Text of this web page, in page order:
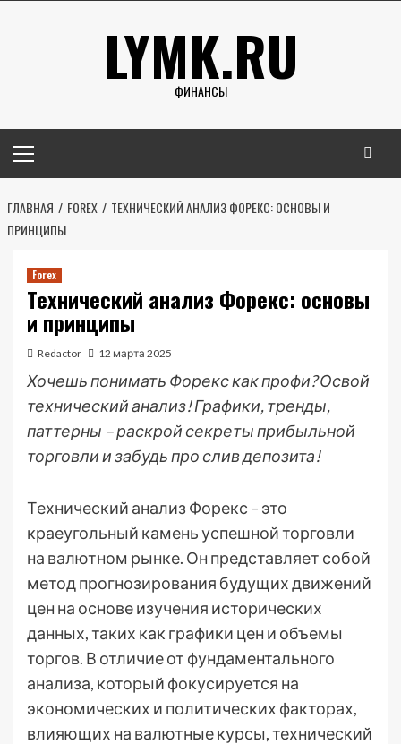
LYMK.RU
ФИНАНСЫ
меню
ГЛАВНАЯ FOREX
ТЕХНИЧЕСКИЙ АНАЛИЗ ФОРЕКС: ОСНОВЫ И
ПРИНЦИПЫ
Forex
Технический анализ Форекс: основы
и принципы
Redactor 12 марта 2025
Хочешь понимать Форекс как профи? Освой
технический анализ! Графики, тренды,
паттерны – раскрой секреты прибыльной
торговли и забудь про слив депозита!
Технический анализ Форекс – это
краеугольный камень успешной торговли
на валютном рынке. Он представляет собой
метод прогнозирования будущих движений
цен на основе изучения исторических
данных, таких как графики цен и объемы
торгов. В отличие от фундаментального
анализа, который фокусируется на
экономических и политических факторах,
влияющих на валютные курсы, технический